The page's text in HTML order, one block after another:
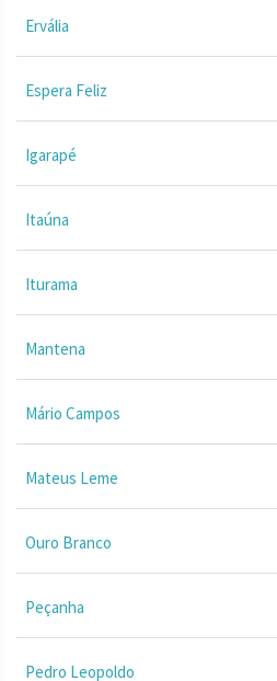
Ervália
Espera Feliz
Igarapé
Itaúna
Iturama
Mantena
Mário Campos
Mateus Leme
Ouro Branco
Peçanha
Pedro Leopoldo